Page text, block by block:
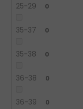
25-29 0
35-37 0
35-38 0
36-38 0
36-39 0